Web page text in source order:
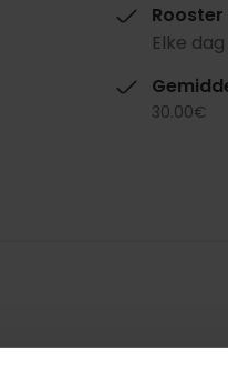
Rooster
Elke
30.00€